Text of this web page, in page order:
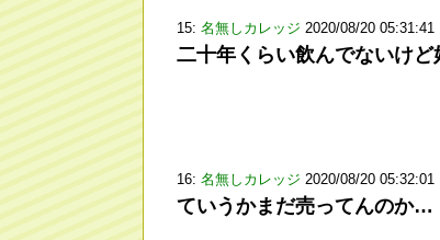
15: 名無しカレッジ 2020/08/20 05:31:41
二十年くらい飲んでないけ
16: 名無しカレッジ 2020/08/20 05:32:01
ていうかまだ売ってんのか…